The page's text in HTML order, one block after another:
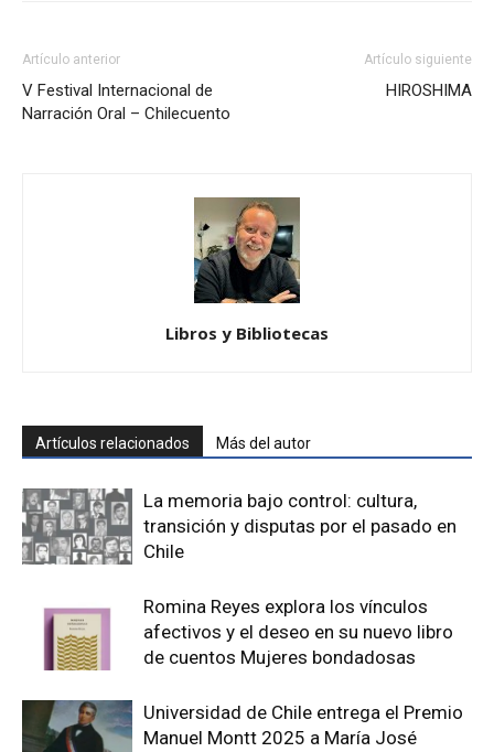
Artículo anterior
V Festival Internacional de
Narración Oral – Chilecuento
Artículo siguiente
HIROSHIMA
Libros y Bibliotecas
Artículos relacionados Más del autor
La memoria bajo control: cultura,
transición y disputas por el pasado en
Chile
Romina Reyes explora los vínculos
afectivos y el deseo en su nuevo libro
de cuentos Mujeres bondadosas
Universidad de Chile entrega el Premio
Manuel Montt 2025 a María José